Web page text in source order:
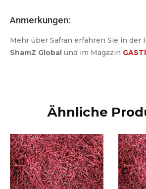
Anmerkungen:
Mehr über Safran erfahren Sie in der
ShamZ Global und im Magazin
Ähnliche